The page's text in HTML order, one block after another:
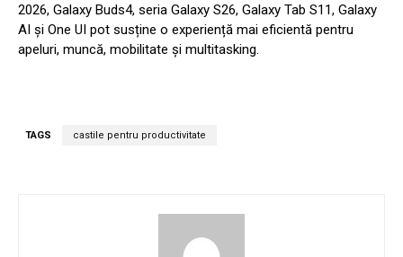
2026, Galaxy Buds4, seria Galaxy S26, Galaxy Tab S11, Galaxy
AI și One UI pot susține o experiență mai eficientă pentru
apeluri, muncă, mobilitate și multitasking.
TAGS castile pentru productivitate